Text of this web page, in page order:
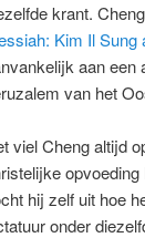
krant.
Kim Il Sung
aan een
van het
viel Cheng altijd
hij zelf uit hoe
onder